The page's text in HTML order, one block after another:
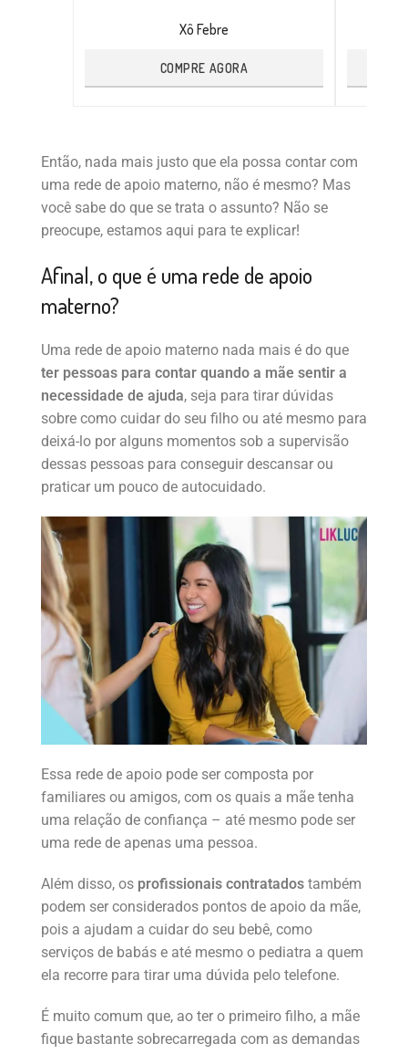
Xô Febre
COMPRE AGORA
Então, nada mais justo que ela possa contar com
uma rede de apoio materno, não é mesmo? Mas
você sabe do que se trata o assunto? Não se
preocupe, estamos aqui para te explicar!
Afinal, o que é uma rede de apoio
materno?
Uma rede de apoio materno nada mais é do que
ter pessoas para contar quando a mãe sentir a
necessidade de ajuda, seja para tirar dúvidas
sobre como cuidar do seu filho ou até mesmo para
deixá-lo por alguns momentos sob a supervisão
dessas pessoas para conseguir descansar ou
praticar um pouco de autocuidado.
Essa rede de apoio pode ser composta por
familiares ou amigos, com os quais a mãe tenha
uma relação de confiança – até mesmo pode ser
uma rede de apenas uma pessoa.
Além disso, os profissionais contratados também
podem ser considerados pontos de apoio da mãe,
pois a ajudam a cuidar do seu bebê, como
serviços de babás e até mesmo o pediatra a quem
ela recorre para tirar uma dúvida pelo telefone.
É muito comum que, ao ter o primeiro filho, a mãe
fique bastante sobrecarregada com as demandas